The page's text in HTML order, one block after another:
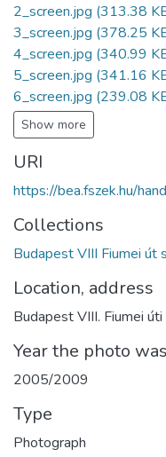
2_screen.jpg (313.38
3_screen.jpg (378.25
4_screen.jpg (340.99
5_screen.jpg (341.16
6_screen.jpg (239.08
Show more
URI
https://bea.fszek.hu/
Collections
Budapest VIII Fiumei út
Location, address
Budapest VIII. Fiumei
Year the photo
2005/2009
Type
Photograph